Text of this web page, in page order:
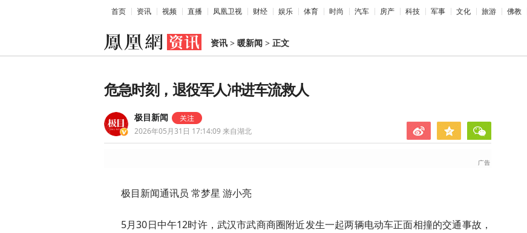
首页 资讯 视频 直播 凤凰卫视 财经 娱乐 体育 时尚 汽车 房产 科技 军事 文化 旅游 佛教
资讯 > 暖新闻 > 正文
危急时刻，退役军人冲进车流救人
极目新闻
2026年05月31日 17:14:09 来自湖北
极目新闻通讯员 常梦星 游小亮
5月30日中午12时许，武汉市武商商圈附近发生一起两辆电动车正面相撞的交通事故，